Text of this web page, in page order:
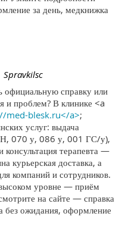
за день, медкнижка
Spravkilsc
справку или
и проблем? В клинике <a
med-blesk.ru</a>;
услуг: выдача
Н, 070 у, 086 у, 001 ГС/у),
консультация терапевта —
курьерская доставка, а
компаний и сотрудников.
уровне — приём
на сайте — справка
без ожидания, оформление